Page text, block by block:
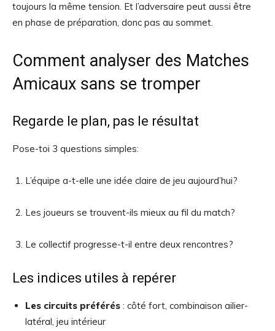
toujours la même tension. Et l’adversaire peut aussi être
en phase de préparation, donc pas au sommet.
Comment analyser des Matches
Amicaux sans se tromper
Regarde le plan, pas le résultat
Pose-toi 3 questions simples:
L’équipe a-t-elle une idée claire de jeu aujourd’hui?
Les joueurs se trouvent-ils mieux au fil du match?
Le collectif progresse-t-il entre deux rencontres?
Les indices utiles à repérer
Les circuits préférés : côté fort, combinaison ailier-
latéral, jeu intérieur